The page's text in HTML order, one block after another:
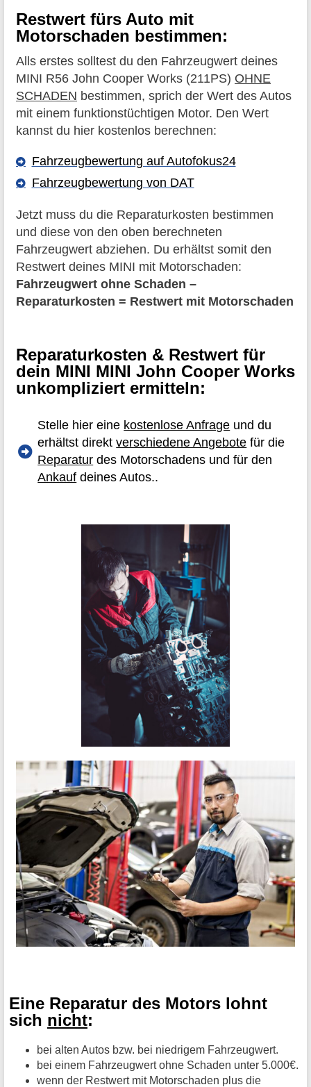
Restwert fürs Auto mit
Motorschaden bestimmen:
Alls erstes solltest du den Fahrzeugwert deines
MINI R56 John Cooper Works (211PS) OHNE
SCHADEN bestimmen, sprich der Wert des Autos
mit einem funktionstüchtigen Motor. Den Wert
kannst du hier kostenlos berechnen:
Fahrzeugbewertung auf Autofokus24
Fahrzeugbewertung von DAT
Jetzt muss du die Reparaturkosten bestimmen
und diese von den oben berechneten
Fahrzeugwert abziehen. Du erhältst somit den
Restwert deines MINI mit Motorschaden:
Fahrzeugwert ohne Schaden –
Reparaturkosten = Restwert mit Motorschaden
Reparaturkosten & Restwert für
dein MINI MINI John Cooper Works
unkompliziert ermitteln:
Stelle hier eine kostenlose Anfrage und du
erhältst direktverschiedene Angebote für die
Reparatur des Motorschadens und für den
Ankauf deines Autos..
Eine Reparatur des Motors lohnt
sich nicht:
bei alten Autos bzw. bei niedrigem Fahrzeugwert.
bei einem Fahrzeugwert ohne Schaden unter 5.000€.
wenn der Restwert mit Motorschaden plus die